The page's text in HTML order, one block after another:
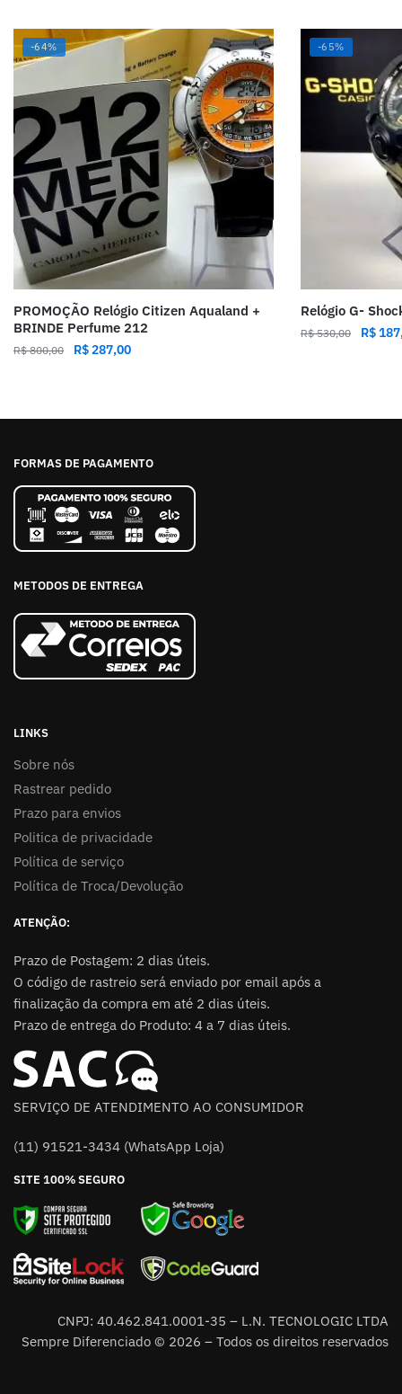
-64%
PROMOÇÃO Relógio Citizen Aqualand +
BRINDE Perfume 212
R$800,00 R$287,00
-65%
Relógio G-
R$530,00 R$
FORMAS DE PAGAMENTO
METODOS DE ENTREGA
LINKS
Sobre nós
Rastrear pedido
Prazo para envios
Politica de privacidade
Política de serviço
Política de Troca/Devolução
ATENÇÃO:
Prazo de Postagem: 2 dias úteis.
O código de rastreio será enviado por email após a
finalização da compra em até 2 dias úteis.
Prazo de entrega do Produto: 4 a 7 dias úteis.
SERVIÇO DE ATENDIMENTO AO CONSUMIDOR
(11) 91521-3434 (WhatsApp Loja)
SITE 100% SEGURO
CNPJ: 40.462.841.0001-35 – L.N. TECNOLOGIC LTDA
Sempre Diferenciado © 2026 – Todos os direitos reservados